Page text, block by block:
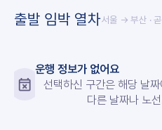
출발 임박 열차서울 → 부산 ·
운행 정보가 없어요
선택하신 구간은 해당 날
다른 날짜나 노